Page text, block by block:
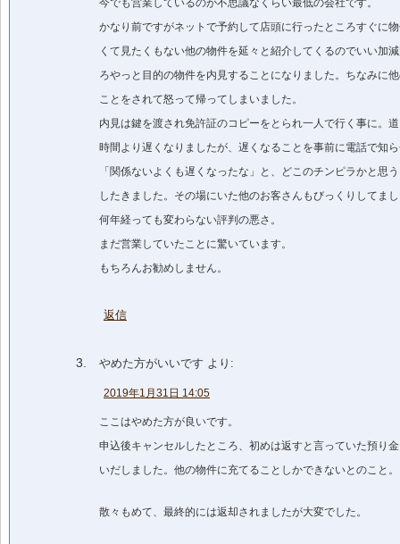
かなり前ですがネットで予約して店頭に行ったところすぐに
くて見たくもない他の物件を延々と紹介してくるのでいい加
ろやっと目的の物件を内見することになりました。ちなみに
ことをされて怒って帰ってしまいました。
内見は鍵を渡され免許証のコピーをとられ一人で行く事に。
時間より遅くなりましたが、遅くなることを事前に電話で知
「関係ないよくも遅くなったな」と、どこのチンピラかと思
したきました。その場にいた他のお客さんもびっくりしてま
何年経っても変わらない評判の悪さ。
まだ営業していたことに驚いています。
もちろんお勧めしません。
返信
やめた方がいいです より:
2019年1月31日 14:05
ここはやめた方が良いです。
申込後キャンセルしたところ、初めは返すと言っていた預り
いだしました。他の物件に充てることしかできないとのこと。
散々もめて、最終的には返却されましたが大変でした。